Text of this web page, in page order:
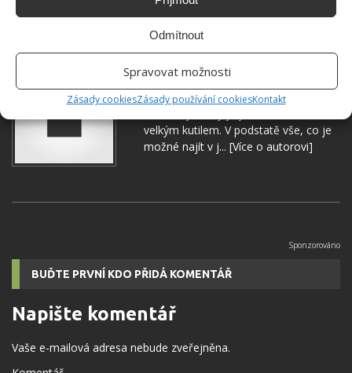
Odmítnout
Spravovat možnosti
Zásady cookiesZásady používání cookiesKontakt
KOMENTOVAT
Jiří Kolář
Absolvent České zemědělské
velkým kutilem. V podstatě vše, co je
možné najít v j... [Více o autorovi]
BUĎTE PRVNÍ KDO PŘIDÁ KOMENTÁŘ
Napište komentář
Vaše e-mailová adresa nebude zveřejněna.